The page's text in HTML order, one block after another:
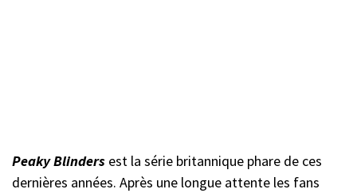
Peaky Blinders est la série britannique phare de ces
dernières années. Après une longue attente les fans